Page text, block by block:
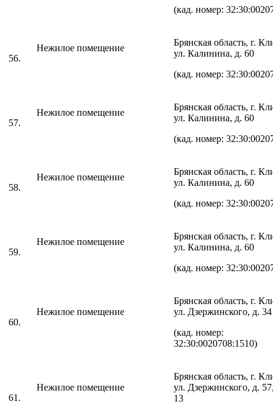
(кад. номер:
56.
Нежилое помещение
Брянская область, г.
ул. Калинина, д. 60
(кад. номер:
57.
Нежилое помещение
Брянская область, г.
ул. Калинина, д. 60
(кад. номер:
58.
Нежилое помещение
Брянская область, г.
ул. Калинина, д. 60
(кад. номер:
59.
Нежилое помещение
Брянская область, г.
ул. Калинина, д. 60
(кад. номер:
60.
Нежилое помещение
Брянская область, г.
ул. Дзержинского, д. 34
(кад. номер:
32:30:0020708:1510)
61.
Нежилое помещение
Брянская область, г.
ул. Дзержинского, д.
13